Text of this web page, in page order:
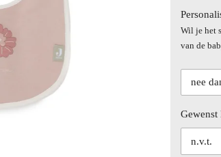
Wil je het
van de
Gewenst